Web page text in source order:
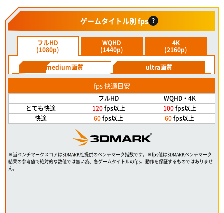
ゲームタイトル別 fps ?
フルHD
(1080p)
WQHD
(1440p)
4K
(2160p)
medium画質
ultra画質
fps 快適目安
フルHD
WQHD・4K
とても快適
120fps以上 100fps以上
快適
60fps以上 60fps以上
※当ベンチマークスコアは3DMARK社提供のベンチマーク指数です。※fps値は3DMARKベンチマーク
結果の参考値で絶対的な数値では無い為、各ゲームタイトルのfps、動作を保証するものではありませ
ん。